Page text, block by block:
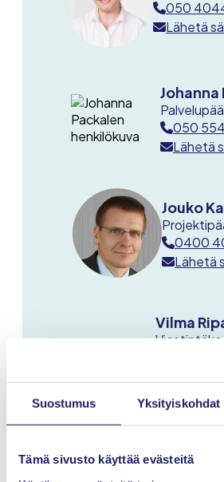
Suostumus Yksityiskohdat
Tämä sivusto käyttää evästeitä
050
Lähetä
Johanna
050
Lähetä
Jouko
0400
Lähetä
Vilma
Jonna Vuorenpää